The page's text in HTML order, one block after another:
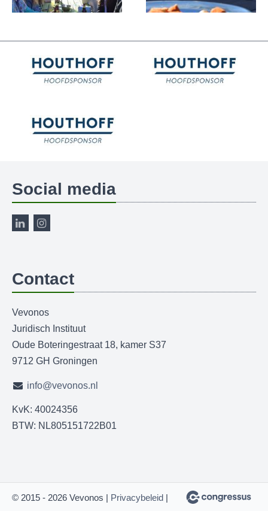
Social media
Contact
Vevonos
Juridisch Instituut
Oude Boteringestraat 18, kamer S37
9712 GH Groningen
info@vevonos.nl
KvK: 40024356
BTW: NL805151722B01
© 2015 - 2026 Vevonos | Privacybeleid |